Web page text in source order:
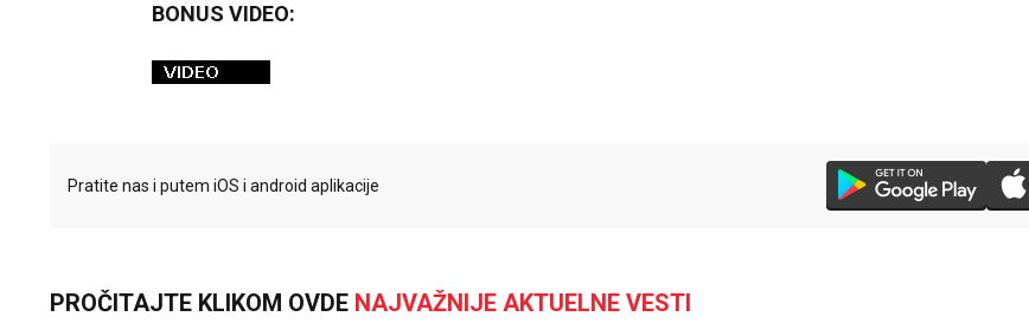
BONUS VIDEO:
Pratite nas i putem iOS i android aplikacije
PROČITAJTE KLIKOM OVDE NAJVAŽNIJE AKTUELNE VESTI